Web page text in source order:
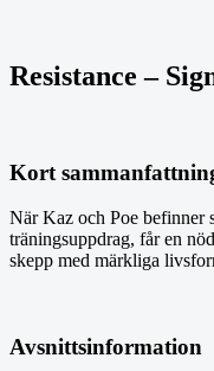
Resistance –
Kort
När Kaz och Poe befinner
träningsuppdrag, får en
skepp med märkliga
Avsnittsinformation